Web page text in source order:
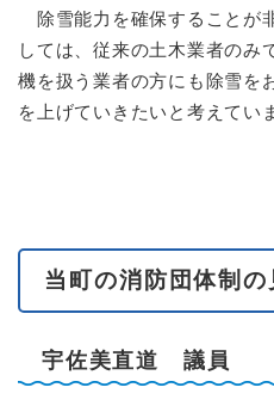
除雪能力を確保することが
しては、従来の土木業者のみ
機を扱う業者の方にも除雪を
を上げていきたいと考えてい
当町の消防団体制
宇佐美直道 議員